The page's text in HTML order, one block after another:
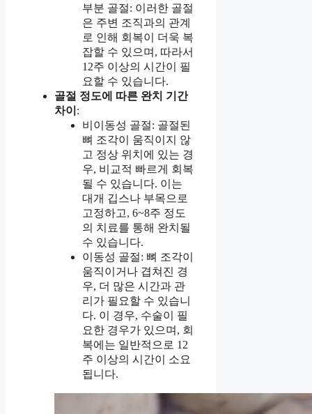
부분 골절: 이러한 골절
은 주변 조직과의 관계
로 인해 회복이 더욱 복
잡할 수 있으며, 따라서
12주 이상의 시간이 필
요할 수 있습니다.
골절 정도에 따른 완치 기간
차이 :
비이동성 골절: 골절된
뼈 조각이 움직이지 않
고 정상 위치에 있는 경
우, 비교적 빠르게 회복
될 수 있습니다. 이는
대개 깁스나 부목으로
고정하고, 6~8주 정도
의 치료를 통해 완치될
수 있습니다.
이동성 골절: 뼈 조각이
움직이거나 겹쳐진 경
우, 더 많은 시간과 관
리가 필요할 수 있습니
다. 이 경우, 수술이 필
요한 경우가 있으며, 회
복에는 일반적으로 12
주 이상의 시간이 소요
됩니다.